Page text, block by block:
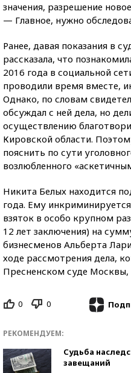
значения, разрешение
— Главное, нужно
Ранее, давая показания в
рассказала, что
2016 года в социальной
проводили время вместе,
Однако, по словам
обсуждал с ней дела, но
осуществлению
Кировской области.
пояснить по сути
возлюбленного
Никита Белых находится
года. Ему
взяток в особо крупном
12 лет заключения) на
бизнесменов Альберта
ходе рассмотрения дела,
Пресненском суде Москвы,
0 0
РЕКОМЕНДУЕМ:
Судьба
завещаний